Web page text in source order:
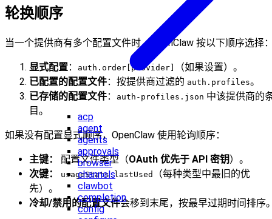
acp
agent
agents
approvals
browser
channels
clawbot
completion
config
轮换顺序
当一个提供商有多个配置文件时，OpenClaw 按以下顺序选择
显式配置： auth.order[provider]
（如果设置）。
已配置的配置文件：按提供商过滤的 auth.profiles。
已存储的配置文件： auth-profiles.json 中该提供商的
目。
如果没有配置显式顺序，OpenClaw 使用轮询顺序：
主键： 配置文件类型（OAuth 优先于 API 密钥）。
次键：
usageStats.lastUsed
（每种类型中最旧的优
先）。
冷却/禁用的配置文件会移到末尾，按最早过期时间排序